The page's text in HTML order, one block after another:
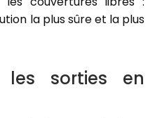
la plus sûre et la plus
les sorties en